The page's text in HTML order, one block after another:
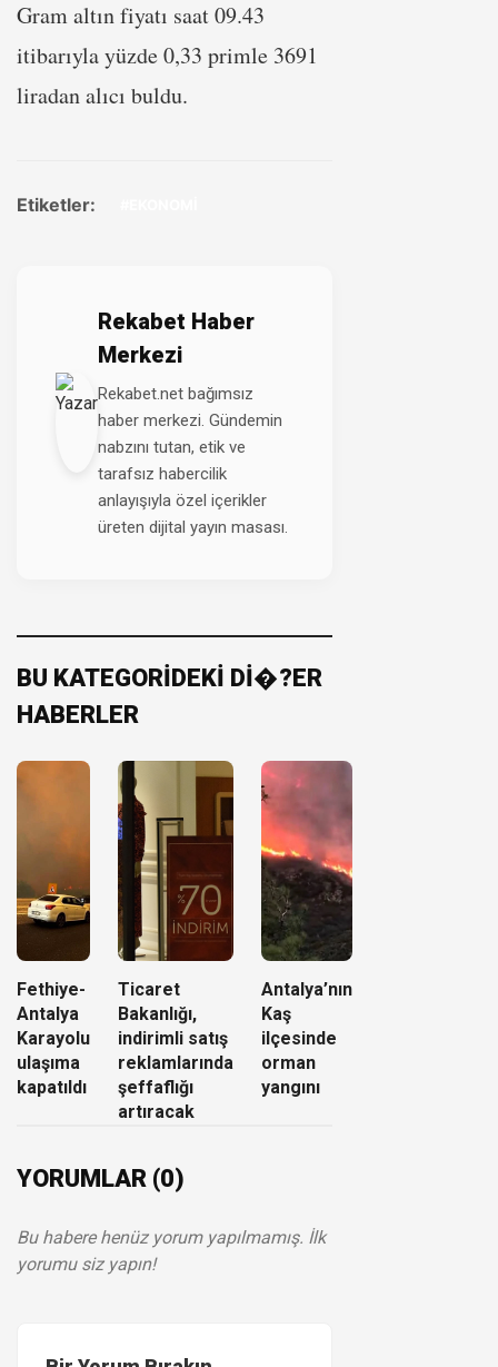
Gram altın fiyatı saat 09.43
itibarıyla yüzde 0,33 primle 3691
liradan alıcı buldu.
Etiketler:
Rekabet Haber
Merkezi
Rekabet.net bağımsız
haber merkezi. Gündemin
nabzını tutan, etik ve
tarafsız habercilik
anlayışıyla özel içerikler
üreten dijital yayın masası.
BU KATEGORİDEKİ Dİ�?ER
HABERLER
Fethiye-
Antalya
Karayolu
ulaşıma
kapatıldı
Ticaret
Bakanlığı,
indirimli satış
reklamlarında
şeffaflığı
artıracak
Antalya’nın
Kaş
ilçesinde
orman
yangını
YORUMLAR (0)
Bu habere henüz yorum yapılmamış. İlk
yorumu siz yapın!